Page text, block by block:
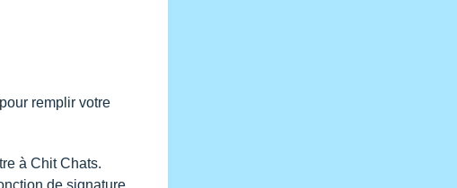
remplir votre
à Chit Chats.